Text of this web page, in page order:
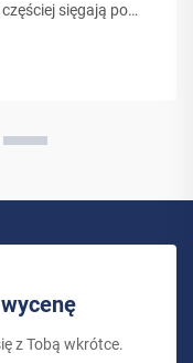
sięgają po
w...
z Tobą wkrótce.